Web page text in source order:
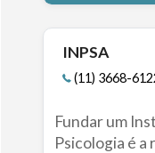
INPSA
(11) 3668-
Fundar um
Psicologia é a